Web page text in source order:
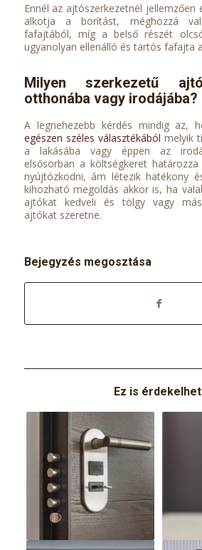
Ennél az ajtószerkezetnél jellemzően
alkotja a borítást, méghozzá
fafajtából, míg a belső részét
ugyanolyan ellenálló és tartós fafajta
Milyen szerkezetű
otthonába vagy irodájába?
A legnehezebb kérdés mindig az,
egészen széles választékából melyik
a lakásába vagy éppen az
elsősorban a költségkeret
nyújtózkodni, ám létezik hatékony
kihozható megoldás akkor is, ha
ajtókat kedveli és tölgy vagy
ajtókat szeretne.
Bejegyzés megosztása
Ez is